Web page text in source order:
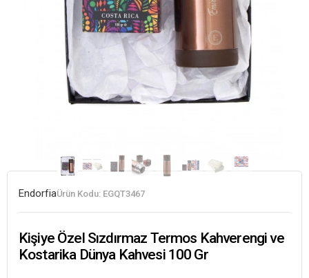
EndorfiaÜrün Kodu: EGQT3467
Kişiye Özel Sızdırmaz Termos Kahverengi ve
Kostarika Dünya Kahvesi 100 Gr